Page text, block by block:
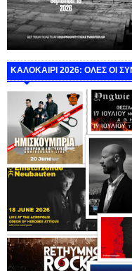
ΚΑΛΟΚΑΙΡΙ 2026: ΟΛΕΣ ΟΙ